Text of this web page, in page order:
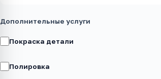
Дополнительные услуги
Покраска детали
Полировка